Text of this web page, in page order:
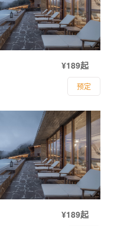
¥189起
预定
¥189起